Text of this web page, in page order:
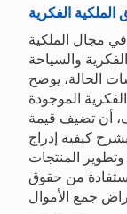
الملكية الفكرية
مجال الملكية
والسياحة
الحالة، يوضح
الموجودة
أن تضيف قيمة
كيفية إدراج
المنتجات
من حقوق